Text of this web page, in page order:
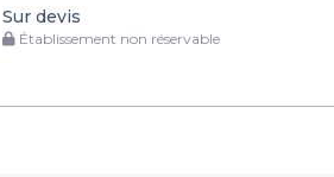
Sur devis
Établissement non réservable